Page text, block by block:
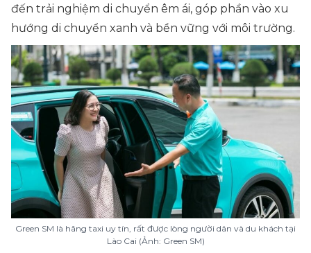
đến trải nghiệm di chuyển êm ái, góp phần vào xu
hướng di chuyển xanh và bền vững với môi trường.
Green SM là hãng taxi uy tín, rất được lòng người dân và du khách tại
Lào Cai (Ảnh: Green SM)